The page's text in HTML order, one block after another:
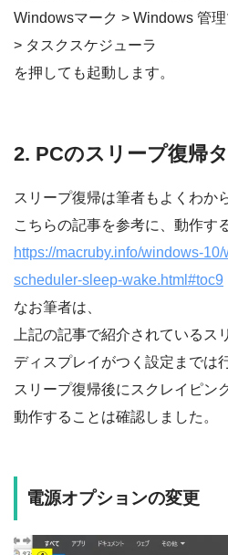
Windowsマーク > Windows 管
> タスクスケジューラ
を押しても起動します。
2. PCのスリープ復帰
スリープ復帰は筆者もよくわか
こちらの記事を参考に、動作す
https://macruby.info/windows-
scheduler-sleep-wake.html#toc9
なお筆者は、
上記の記事で紹介されているス
ディスプレイがつく設定までは
スリープ復帰後にスクレイピン
動作することは確認しました。
電源オプションの変更